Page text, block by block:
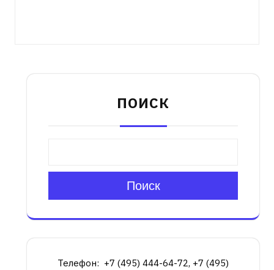
ПОИСК
Поиск
Телефон: +7 (495) 444-64-72, +7 (495)